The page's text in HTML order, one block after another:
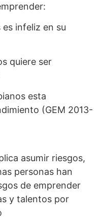
es infeliz en su
quiere ser
esta
(GEM 2013-
asumir riesgos,
personas han
de emprender
y talentos por